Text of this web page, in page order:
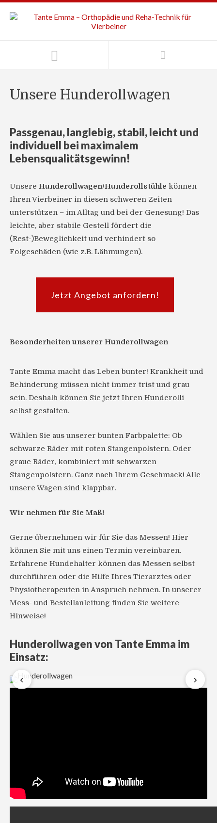
Unsere Hunderollwagen
Passgenau, langlebig, stabil, leicht und
individuell bei maximalem
Lebensqualitätsgewinn!
Unsere Hunderollwagen/Hunderollstühle können
Ihren Vierbeiner in diesen schweren Zeiten
unterstützen – im Alltag und bei der Genesung! Das
leichte, aber stabile Gestell fördert die
(Rest-)Beweglichkeit und verhindert so
Folgeschäden (wie z.B. Lähmungen).
Jetzt Angebot anfordern!
Besonderheiten unserer Hunderollwagen
Tante Emma macht das Leben bunter! Krankheit und
Behinderung müssen nicht immer trist und grau
sein. Deshalb können Sie jetzt Ihren Hunderolli
selbst gestalten.
Wählen Sie aus unserer bunten Farbpalette: Ob
schwarze Räder mit roten Stangenpolstern. Oder
graue Räder, kombiniert mit schwarzen
Stangenpolstern. Ganz nach Ihrem Geschmack! Alle
unsere Wagen sind klappbar.
Wir nehmen für Sie Maß!
Gerne übernehmen wir für Sie das Messen! Hier
können Sie mit uns einen Termin vereinbaren.
Erfahrene Hundehalter können das Messen selbst
durchführen oder die Hilfe Ihres Tierarztes oder
Physiotherapeuten in Anspruch nehmen. In unserer
Mess- und Bestellanleitung finden Sie weitere
Hinweise!
Hunderollwagen von Tante Emma im
Einsatz:
‹
›